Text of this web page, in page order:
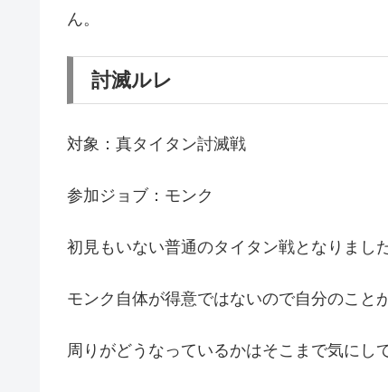
ん。
討滅ルレ
対象：真タイタン討滅戦
参加ジョブ：モンク
初見もいない普通のタイタン戦となりました
モンク自体が得意ではないので自分のこと
周りがどうなっているかはそこまで気にし